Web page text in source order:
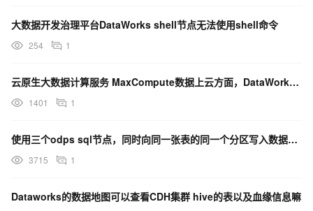
大数据开发治理平台DataWorks shell节点无法使用shell命令
254 1
云原生大数据计算服务 MaxCompute数据上云方面，DataWorks数据集成是怎样的？
1401 1
使用三个odps sql节点，同时向同一张表的同一个分区写入数据，有时报错，有时不会报错，是什么原因
3715 1
Dataworks的数据地图可以查看CDH集群 hive的表以及血缘信息嘛